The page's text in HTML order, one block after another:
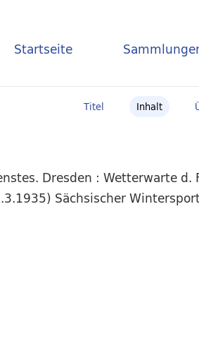
Startseite
Titel Inhalt
Dresden : Wetterwarte
Sächsischer